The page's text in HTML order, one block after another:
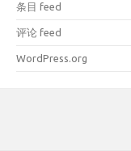
条目 feed
评论 feed
WordPress.org